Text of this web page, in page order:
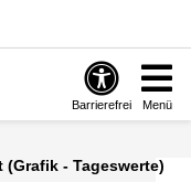
Barrierefrei Menü
- Tageswerte)